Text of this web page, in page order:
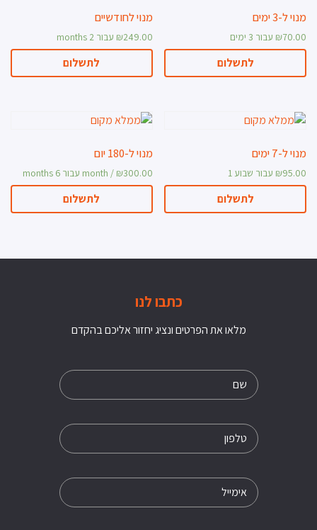
מנוי ל-3 ימים
₪70.00 עבור 3 ימים
לתשלום
מנוי לחודשיים
₪249.00 עבור 2 months
לתשלום
מנוי ל-7 ימים
₪95.00 עבור שבוע 1
לתשלום
מנוי ל-180 יום
₪300.00 / month עבור 6 months
לתשלום
כתבו לנו
מלאו את הפרטים ונציג יחזור אליכם בהקדם